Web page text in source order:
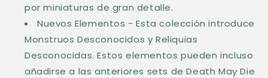
por miniaturas de gran detalle.
Nuevos Elementos - Esta colección introduce
Monstruos Desconocidos y Reliquias
Desconocidas. Estos elementos pueden incluso
añadirse a las anteriores sets de Death May Die